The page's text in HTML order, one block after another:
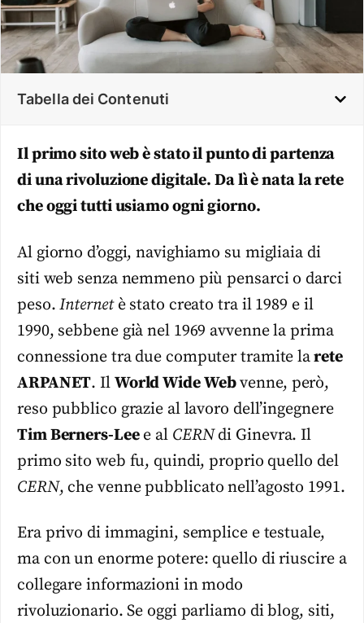
Tabella dei Contenuti
Il primo sito web è stato il punto di partenza
di una rivoluzione digitale. Da lì è nata la rete
che oggi tutti usiamo ogni giorno.
Al giorno d’oggi, navighiamo su migliaia di
siti web senza nemmeno più pensarci o darci
peso.Internetè stato creato tra il 1989 e il
1990, sebbene già nel 1969 avvenne la prima
connessione tra due computer tramite larete
ARPANET. Il World Wide Webvenne, però,
reso pubblico grazie al lavoro dell’ingegnere
Tim Berners-Leee al CERNdi Ginevra. Il
primo sito web fu, quindi, proprio quello del
CERN, che venne pubblicato nell’agosto 1991.
Era privo di immagini, semplice e testuale,
ma con un enorme potere: quello di riuscire a
collegare informazioni in modo
rivoluzionario. Se oggi parliamo di blog, siti,